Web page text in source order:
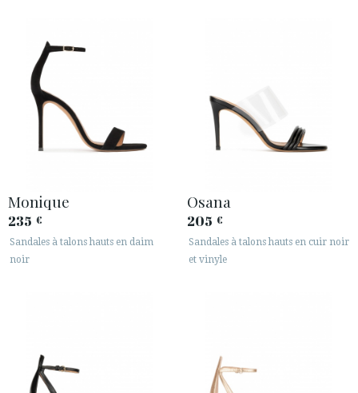
Monique
235 €
Sandales à talons hauts en daim
noir
Osana
205 €
Sandales à talons hauts en cuir noir
et vinyle